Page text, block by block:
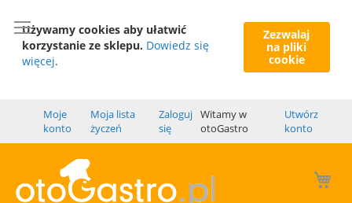
Używamy cookies aby ułatwić
korzystanie ze sklepu. Dowiedz się
więcej.
Zezwalaj
na pliki
cookie
Moje
konto
Moja lista
życzeń
Zaloguj
się
Witamy w
otoGastro
Utwórz
konto